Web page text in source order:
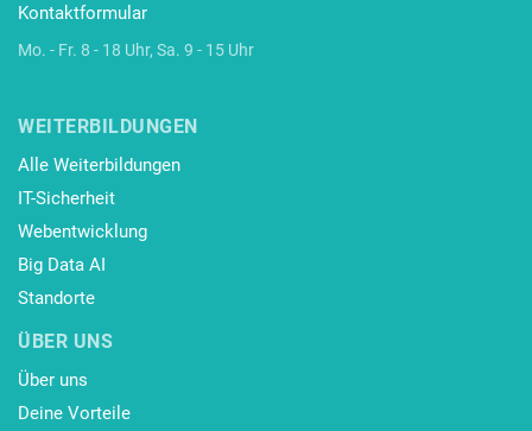
Kontaktformular
Mo. - Fr. 8 - 18 Uhr, Sa. 9 - 15 Uhr
WEITERBILDUNGEN
Alle Weiterbildungen
IT-Sicherheit
Webentwicklung
Big Data AI
Standorte
ÜBER UNS
Über uns
Deine Vorteile